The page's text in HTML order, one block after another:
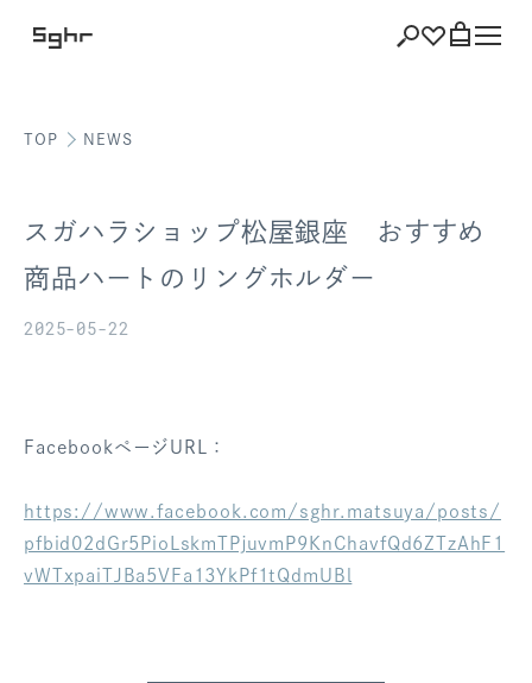
ショッピング バッグを見る
お気に入り
ログアウト
TOP NEWS
スガハラショップ松屋銀座 おすすめ
商品ハートのリングホルダー
2025-05-22
FacebookページURL：
https://www.facebook.com/sghr.matsuya/posts/
pfbid02dGr5PioLskmTPjuvmP9KnChavfQd6ZTzAhF1
vWTxpaiTJBa5VFa13YkPf1tQdmUBl